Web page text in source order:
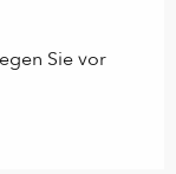
Sie vor